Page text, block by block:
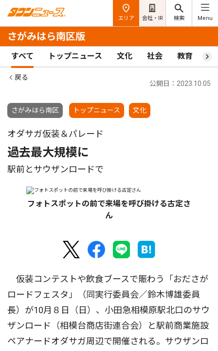
エリア 会社・IR 検索 Menu
さがみはら南区版
すべて トップニュース 文化 社会 教育 ス
戻る
さがみはら南区 トップニュース 文化
公開日：2023.10.05
オダサガ仮装＆パレード
過去最大規模に
駅前とサウザンロードで
フォトスポットの前で来場を呼び掛ける古定さ
ん
仮装コンテストや飲食ブースで賑わう「おださが
ロードフェスタ」（同実行委員会／鈴木博雄委員
長）が10月８日（日）、小田急相模原駅北口のサウ
ザンロード（相模台商店街連合会）と駅前商業施設
ペアナードオダサガ周辺で開催される。サウザンロ